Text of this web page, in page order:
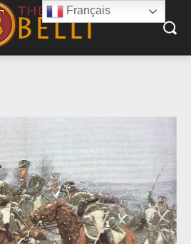
Français